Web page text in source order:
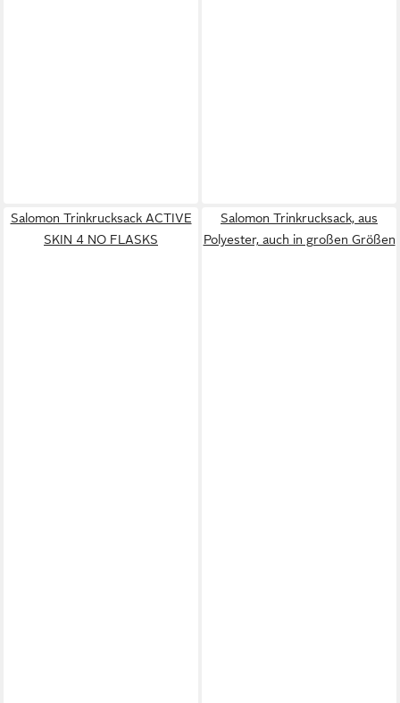
Salomon Trinkrucksack ACTIVE
SKIN 4 NO FLASKS
Salomon Trinkrucksack, aus
Polyester, auch in großen Größen